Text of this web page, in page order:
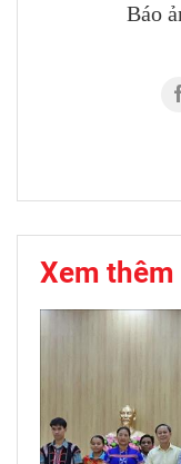
Báo
Xem thêm